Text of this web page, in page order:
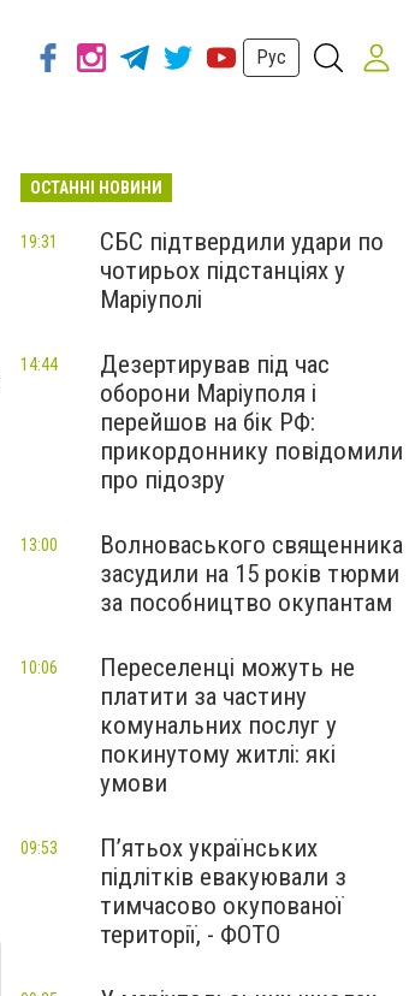
Рус
ОСТАННІ НОВИНИ
СБС підтвердили удари по
чотирьох підстанціях у
Маріуполі
19:31
Дезертирував під час
оборони Маріуполя і
перейшов на бік РФ:
прикордоннику повідомили
про підозру
14:44
Волноваського священника
засудили на 15 років тюрми
за пособництво окупантам
13:00
Переселенці можуть не
платити за частину
комунальних послуг у
покинутому житлі: які
умови
10:06
П’ятьох українських
підлітків евакуювали з
тимчасово окупованої
території, - ФОТО
09:53